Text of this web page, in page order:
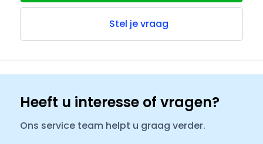
Stel je vraag
Heeft u interesse of vragen?
Ons service team helpt u graag verder.